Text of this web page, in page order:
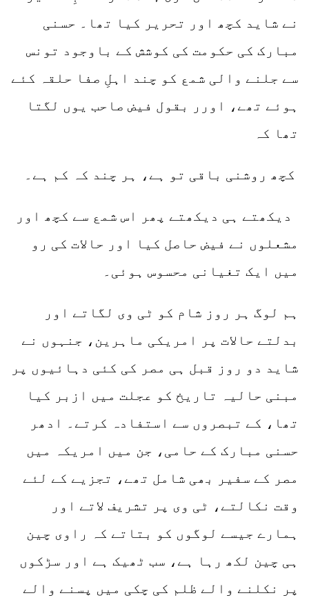
نے شاید کچھ اور تحریر کیا تھا۔ حسنی
مبارک کی حکومت کی کوشش کے باوجود تونس
سے جلنے والی شمع کو چند اہلِ صفا حلقہ کئے
ہوئے تھے، اورر بقول فیض صاحب یوں لگتا
تھا کہ
کچھ روشنی باقی تو ہے، ہر چند کہ کم ہے۔
دیکھتے ہی دیکھتے پھر اس شمع سے کچھ اور
مشعلوں نے فیض حاصل کیا اور حالات کی رو
میں ایک تغیانی محسوس ہوئی۔
ہم لوگ ہر روز شام کو ٹی وی لگاتے اور
بدلتے حالات پر امریکی ماہرین، جنہوں نے
شاید دو روز قبل ہی مصر کی کئی دہائیوں پر
مبنی حالیہ تاریخ کو عجلت میں ازبر کیا
تھا، کے تبصروں سے استفادہ کرتے۔ ادھر
حسنی مبارک کے حامی، جن میں امریکہ میں
مصر کے سفیر بھی شامل تھے، تجزیے کے لئے
وقت نکالتے، ٹی وی پر تشریف لاتے اور
ہمارے جیسے لوگوں کو بتاتے کہ راوی چین
ہی چین لکھ رہا ہے، سب ٹھیک ہے اور سڑکوں
پر نکلنے والے ظلم کی چکی میں پسنے والے